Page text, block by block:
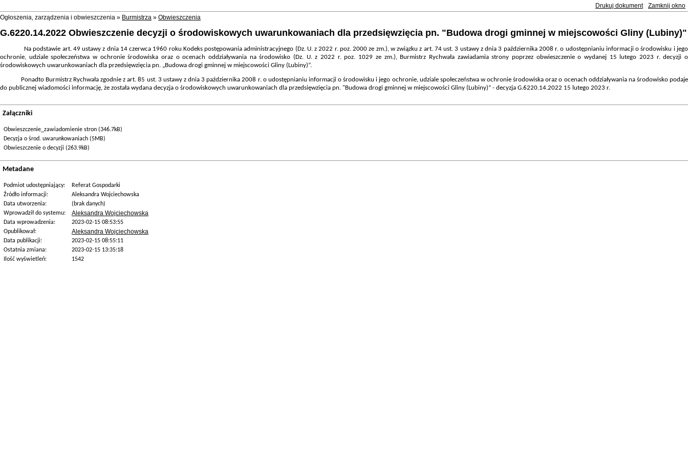
Zamknij okno
Drukuj dokument
Ogłoszenia, zarządzenia i obwieszczenia » Burmistrza » Obwieszczenia
G.6220.14.2022 Obwieszczenie decyzji o środowiskowych uwarunkowaniach dla przedsięwzięcia pn. "Budowa drogi gminnej w miejscowości Gliny (Lubiny)"
Na podstawie art. 49 ustawy z dnia 14 czerwca 1960 roku Kodeks postępowania administracyjnego (Dz. U. z 2022 r. poz. 2000 ze zm.), w związku z art. 74 ust. 3 ustawy z dnia 3 października 2008 r. o udostępnianiu informacji o środowisku i jego
ochronie, udziale społeczeństwa w ochronie środowiska oraz o ocenach oddziaływania na środowisko (Dz. U. z 2022 r. poz. 1029 ze zm.), Burmistrz Rychwała zawiadamia strony poprzez obwieszczenie o wydanej 15 lutego 2023 r. decyzji o
środowiskowych uwarunkowaniach dla przedsięwzięcia pn. „Budowa drogi gminnej w miejscowości Gliny (Lubiny)”.
Ponadto Burmistrz Rychwała zgodnie z art. 85 ust. 3 ustawy z dnia 3 października 2008 r. o udostępnianiu informacji o środowisku i jego ochronie, udziale społeczeństwa w ochronie środowiska oraz o ocenach oddziaływania na środowisko podaje
do publicznej wiadomości informację, że została wydana decyzja o środowiskowych uwarunkowaniach dla przedsięwzięcia pn. "Budowa drogi gminnej w miejscowości Gliny (Lubiny)” - decyzja G.6220.14.2022 15 lutego 2023 r.
Załączniki
Obwieszczenie_zawiadomienie stron (346.7kB)
Decyzja o środ. uwarunkowaniach (5MB)
Obwieszczenie o decyzji (263.9kB)
Metadane
Podmiot udostępniający:
Referat Gospodarki
Źródło informacji:
Aleksandra Wojciechowska
Data utworzenia:
(brak danych)
Wprowadził do systemu:
Aleksandra Wojciechowska
Data wprowadzenia:
2023-02-15 08:53:55
Opublikował:
Aleksandra Wojciechowska
Data publikacji:
2023-02-15 08:55:11
Ostatnia zmiana:
2023-02-15 13:35:18
Ilość wyświetleń:
1542